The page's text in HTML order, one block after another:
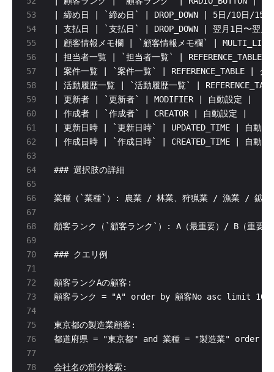
53
54
55
56
57
58
59
60
61
63
64
65
66
67
68
69
70
71
73
74
75
76
77
78